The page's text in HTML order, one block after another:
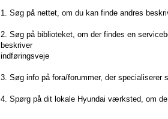
1. Søg på nettet, om du kan finde andres
2. Søg på biblioteket, om der findes en
beskriver
indføringsveje
3. Søg info på fora/forummer, der specialiserer
4. Spørg på dit lokale Hyundai værksted, om